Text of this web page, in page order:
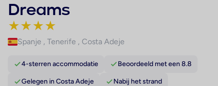
Dreams
★★★★
Spanje , Tenerife , Costa Adeje
4-sterren accommodatie Beoordeeld met een 8.8
Gelegen in Costa Adeje Nabij het strand